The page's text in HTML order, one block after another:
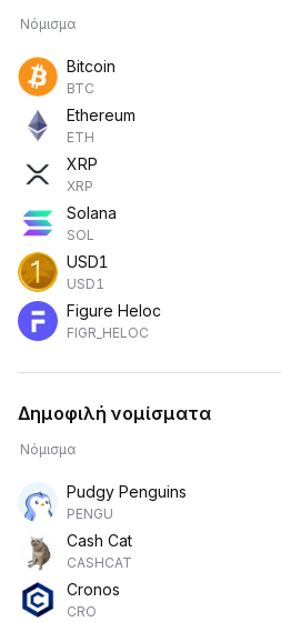
Νόμισμα
Bitcoin
BTC
Ethereum
ETH
XRP
XRP
Solana
SOL
USD1
USD1
Figure Heloc
FIGR_HELOC
Δημοφιλή νομίσματα
Νόμισμα
Pudgy Penguins
PENGU
Cash Cat
CASHCAT
Cronos
CRO